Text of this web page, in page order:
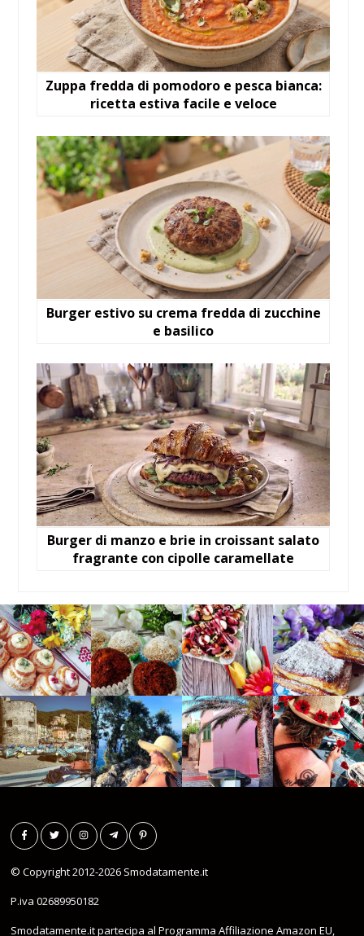
Zuppa fredda di pomodoro e pesca bianca:
ricetta estiva facile e veloce
Burger estivo su crema fredda di zucchine
e basilico
Burger di manzo e brie in croissant salato
fragrante con cipolle caramellate
© Copyright 2012-2026 Smodatamente.it
P.iva 02689950182
Smodatamente.it partecipa al Programma Affiliazione Amazon EU,